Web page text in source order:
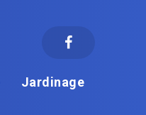
Jardinage